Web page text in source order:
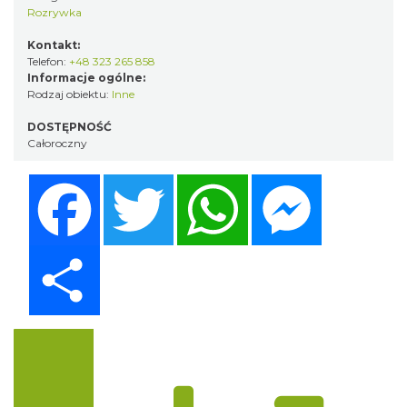
Rozrywka
Kontakt:
Telefon: +48 323 265 858
Informacje ogólne:
Rodzaj obiektu: Inne
DOSTĘPNOŚĆ
Całoroczny
Twitter WhatsApp